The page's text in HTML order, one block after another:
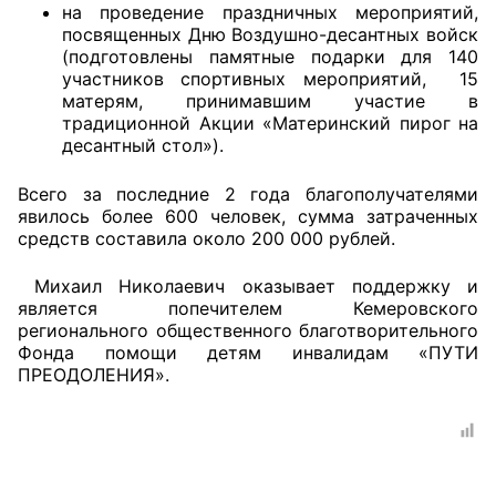
Аппарат ОП КО
УСТАВ ГКУ “АППАРАТ ОП КО”
Доходы руководителя за 2024 г.
на проведение праздничных мероприятий,
посвященных Дню Воздушно-десантных войск
(подготовлены памятные подарки для 140
участников спортивных мероприятий, 15
матерям, принимавшим участие в
традиционной Акции «Материнский пирог на
десантный стол»).
Всего за последние 2 года благополучателями
явилось более 600 человек, сумма затраченных
средств составила около 200 000 рублей.
Михаил Николаевич оказывает поддержку и
является попечителем Кемеровского
регионального общественного благотворительного
Фонда помощи детям инвалидам «ПУТИ
ПРЕОДОЛЕНИЯ».